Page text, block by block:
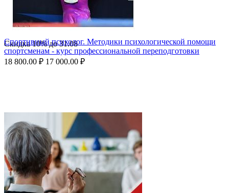
Скидка10%до31.08
Спортивный психолог. Методики психологической помощи
спортсменам - курс профессиональной переподготовки
18 800.00 ₽ 17 000.00 ₽